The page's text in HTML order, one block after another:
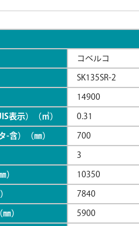
コベルコ
SK135SR-2
14900
表示）（㎥） 0.31
-含）（㎜） 700
3
） 10350
7840
） 5900